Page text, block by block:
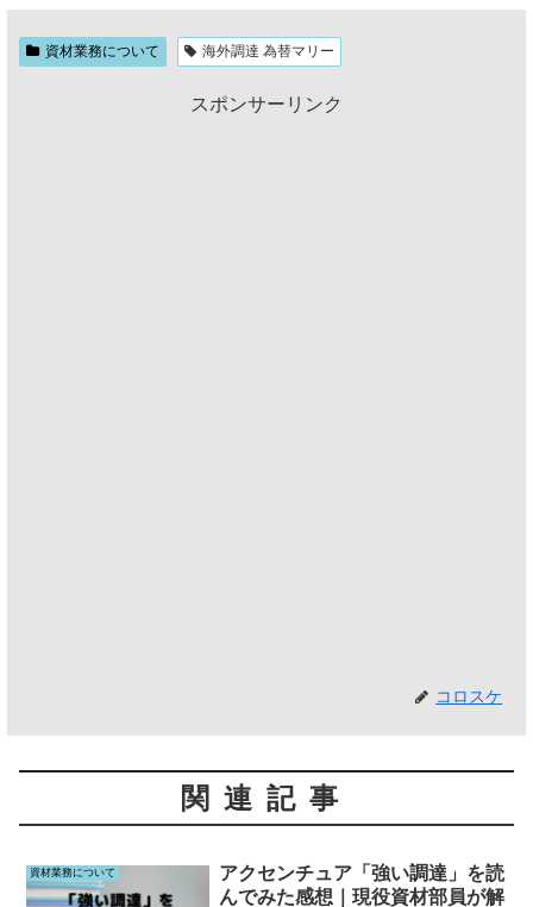
資材業務について 海外調達 為替マリー
スポンサーリンク
コロスケ
関連記事
資材業務について
アクセンチュア「強い調達」を読
んでみた感想｜現役資材部員が解